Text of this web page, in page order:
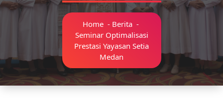
Home- Berita-
Seminar Optimalisasi
Prestasi Yayasan Setia
Medan